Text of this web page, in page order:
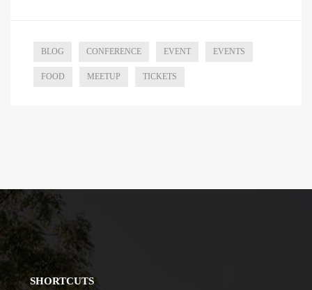
BLOG CONFERENCE EVENT EVENTS
FOOD MEETUP TICKETS
SHORTCUTS